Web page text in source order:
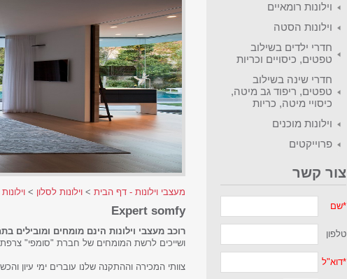
וילונות רומאיים
וילונות הסטה
חדרי ילדים בשילוב
טפטים, כיסויים וכריות
חדרי שינה בשילוב
טפטים, ריפוד גב מיטה,
כיסויי מיטה, כריות
וילונות מוכנים
פרוייקטים
צור קשר
*שם
טלפון
*דוא"ל
מעצבי וילונות - דף הבית > וילונות לסלון >
Expert somfy
רוכב מעצבי וילונות הינם מומחים ומובילים
ושייכים לרשת המומחים של חברת "סומפי"
צוותי המכירה וההתקנה שלנו עוברים ימי עיון